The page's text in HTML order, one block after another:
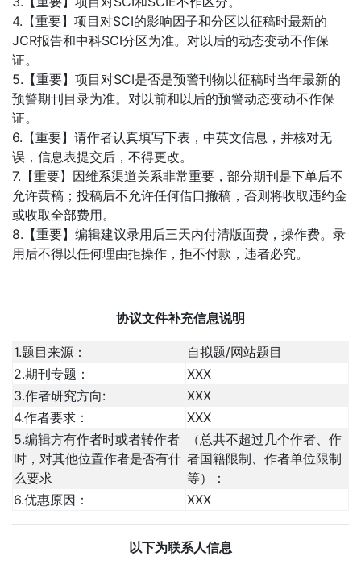
4.【重要】项目对SCI的影响因子和分区以征稿时最新的
JCR报告和中科SCI分区为准。对以后的动态变动不作保
证。
5.【重要】项目对SCI是否是预警刊物以征稿时当年最新的
预警期刊目录为准。对以前和以后的预警动态变动不作保
证。
6.【重要】请作者认真填写下表，中英文信息，并核对无
误，信息表提交后，不得更改。
7.【重要】因维系渠道关系非常重要，部分期刊是下单后不
允许黄稿；投稿后不允许任何借口撤稿，否则将收取违约金
或收取全部费用。
8.【重要】编辑建议录用后三天内付清版面费，操作费。录
用后不得以任何理由拒操作，拒不付款，违者必究。
协议文件补充信息说明
1.题目来源：
自拟题/网站题目
2.期刊专题：
XXX
3.作者研究方向:
XXX
4.作者要求：
XXX
5.编辑方有作者时或者转作者
时，对其他位置作者是否有什
么要求
（总共不超过几个作者、作
者国籍限制、作者单位限制
等）：
6.优惠原因：
XXX
以下为联系人信息